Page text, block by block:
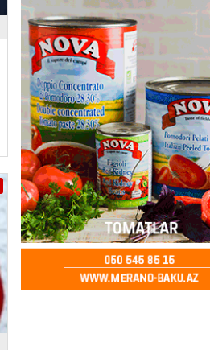
Tərtərdə FACİƏ – Ər-arvad
ÖLDÜ
06.08.2026- 13:30
BANNER
Tramp: İranla müharibəyə yox,
üstünlük verərdim
06.08.2026- 13:15
GÜNDƏM
Azərbaycan üzərindən
Rusiya buğdası gedib
- 13:00